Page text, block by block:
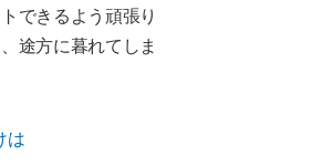
できるよう頑張り
途方に暮れてしま
は